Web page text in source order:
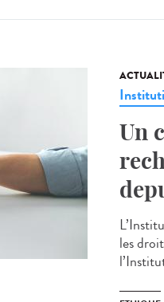
Un
les